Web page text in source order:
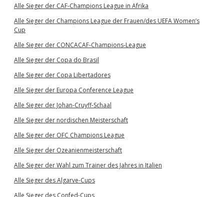
Alle Sieger der CAF-Champions League in Afrika
Alle Sieger der Champions League der Frauen/des UEFA Women’s
Cup
Alle Sieger der CONCACAF-Champions-League
Alle Sieger der Copa do Brasil
Alle Sieger der Copa Libertadores
Alle Sieger der Europa Conference League
Alle Sieger der Johan-Cruyff-Schaal
Alle Sieger der nordischen Meisterschaft
Alle Sieger der OFC Champions League
Alle Sieger der Ozeanienmeisterschaft
Alle Sieger der Wahl zum Trainer des Jahres in Italien
Alle Sieger des Algarve-Cups
Alle Sieger des Confed-Cups